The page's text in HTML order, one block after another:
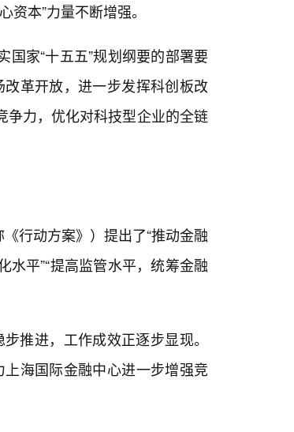
本”力量不断增强。
国家“十五五”规划纲要的部署要
革开放，进一步发挥科创板改
争力，优化对科技型企业的全链
行动方案》）提出了“推动金融
水平”“提高监管水平，统筹金融
推进，工作成效正逐步显现。
海国际金融中心进一步增强竞